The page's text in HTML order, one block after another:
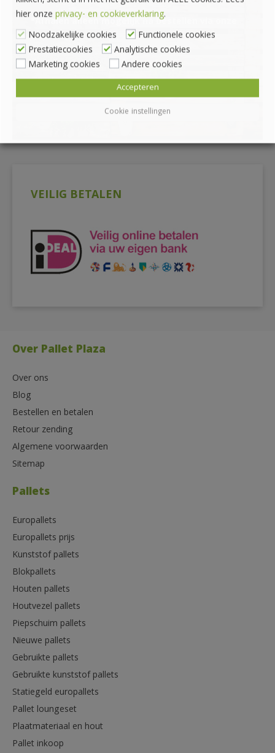
*Afhalen alleen mogelijk na bestellen via onze
webshop
VEILIG BETALEN
Over Pallet Plaza
Over ons
Blog
Bestellen en betalen
Retour zending
Algemene voorwaarden
Sitemap
Pallets
Europallets
Europallets prijs
Kunststof pallets
Blokpallets
Houten pallets
Houtvezel pallets
Piepschuim pallets
Nieuwe pallets
Gebruikte pallets
Gebruikte kunststof pallets
Statiegeld europallets
Pallet loungeset
Plaatmateriaal en hout
Pallet inkoop
hier onze privacy- en cookieverklaring.
Noodzakelijke cookies
Functionele cookies
Prestatiecookies
Analytische cookies
Marketing cookies
Andere cookies
Cookie instellingen
Accepteren